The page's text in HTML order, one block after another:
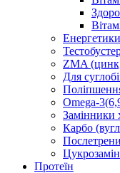
ZMA
Для
Omega-
Замінники
Карбо
Протеїн